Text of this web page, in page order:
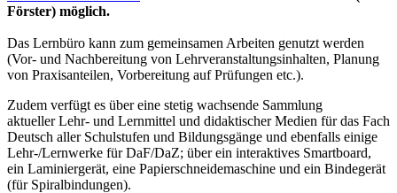
Förster) möglich.
Das Lernbüro kann zum gemeinsamen Arbeiten genutzt werden
(Vor- und Nachbereitung von Lehrveranstaltungsinhalten, Planung
von Praxisanteilen, Vorbereitung auf Prüfungen etc.).
Zudem verfügt es über eine stetig wachsende Sammlung
aktueller Lehr- und Lernmittel und didaktischer Medien für das Fach
Deutsch aller Schulstufen und Bildungsgänge und ebenfalls einige
Lehr-/Lernwerke für DaF/DaZ; über ein interaktives Smartboard,
ein Laminiergerät, eine Papierschneidemaschine und ein Bindegerät
(für Spiralbindungen).